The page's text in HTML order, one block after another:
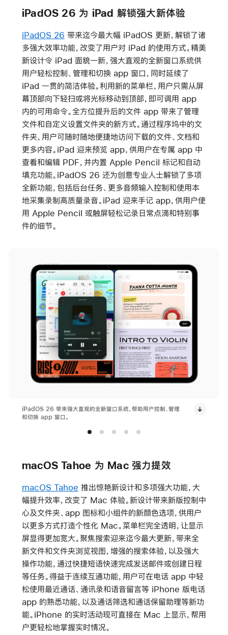
iPadOS 26 为 iPad 解锁强大新体验
iPadOS 26 带来迄今最大幅 iPadOS 更新，解锁了诸
多强大效率功能，改变了用户对 iPad 的使用方式。精美
新设计令 iPad 面貌一新，强大直观的全新窗口系统供
用户轻松控制、管理和切换 app 窗口，同时延续了
iPad 一贯的简洁体验。利用新的菜单栏，用户只需从屏
幕顶部向下轻扫或将光标移动到顶部，即可调用 app
内的可用命令。全方位提升后的文件 app 带来了管理
文件和自定义设置文件夹的新方式。通过程序坞中的文
件夹，用户可随时随地便捷地访问下载的文件、文档和
更多内容。iPad 迎来预览 app，供用户在专属 app 中
查看和编辑 PDF，并内置 Apple Pencil 标记和自动
填充功能。iPadOS 26 还为创意专业人士解锁了多项
全新功能，包括后台任务、更多音频输入控制和使用本
地采集录制高质量录音。iPad 迎来手记 app，供用户使
用 Apple Pencil 或触屏轻松记录日常点滴和特别事
件的细节。
iPadOS 26 带来强大直观的全新窗口系统，帮助用户控制、管理
和切换 app 窗口。
macOS Tahoe 为 Mac 强力提效
macOS Tahoe 推出惊艳新设计和多项强大功能，大
幅提升效率，改变了 Mac 体验。新设计带来新版控制中
心及文件夹、app 图标和小组件的新颜色选项，供用户
以更多方式打造个性化 Mac。菜单栏完全透明，让显示
屏显得更加宽大。聚焦搜索迎来迄今最大更新，带来全
新文件和文件夹浏览视图，增强的搜索体验，以及强大
操作功能，通过快捷短语快速完成发送邮件或创建日程
等任务。得益于连续互通功能，用户可在电话 app 中轻
松使用最近通话、通讯录和语音留言等 iPhone 版电话
app 的熟悉功能，以及通话筛选和通话保留助理等新功
能。iPhone 的实时活动现可直接在 Mac 上显示，帮用
户更轻松地掌握实时情况。